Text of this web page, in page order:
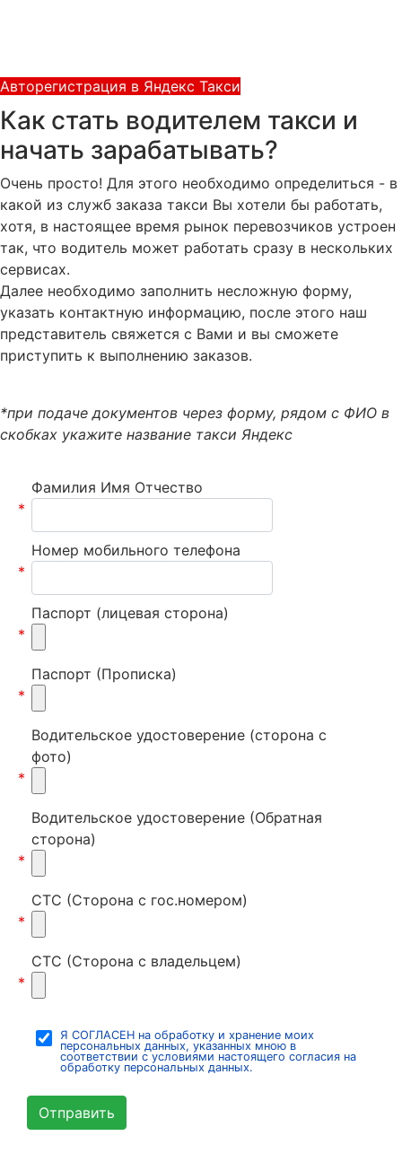
Авторегистрация в Яндекс Такси
Как стать водителем такси и
начать зарабатывать?
Очень просто! Для этого необходимо определиться - в
какой из служб заказа такси Вы хотели бы работать,
хотя, в настоящее время рынок перевозчиков устроен
так, что водитель может работать сразу в нескольких
сервисах.
Далее необходимо заполнить несложную форму,
указать контактную информацию, после этого наш
представитель свяжется с Вами и вы сможете
приступить к выполнению заказов.
*при подаче документов через форму, рядом с ФИО в
скобках укажите название такси Яндекс
Фамилия Имя Отчество
*
Номер мобильного телефона
*
Паспорт (лицевая сторона)
*
Паспорт (Прописка)
*
Водительское удостоверение (сторона с
фото)
*
Водительское удостоверение (Обратная
сторона)
*
СТС (Сторона с гос.номером)
*
СТС (Сторона с владельцем)
*
Я СОГЛАСЕН на обработку и хранение моих
персональных данных, указанных мною в
соответствии с условиями настоящего согласия на
обработку персональных данных.
Отправить